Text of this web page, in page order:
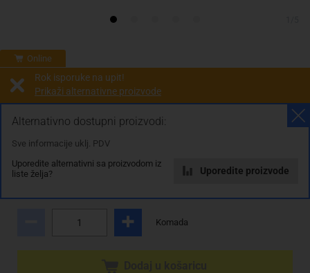
Online
Alternativno dostupni proizvodi:
Sve informacije uklj. PDV
Uporedite alternativni sa proizvodom iz
liste želja?
Uporedite proizvode
Rok isporuke na upit!
Prikaži alternativne proizvode
Prodaja i slanje od: Architektengruppe S71 d.o.o.
Cijena na upit
0.00 KM
Komada